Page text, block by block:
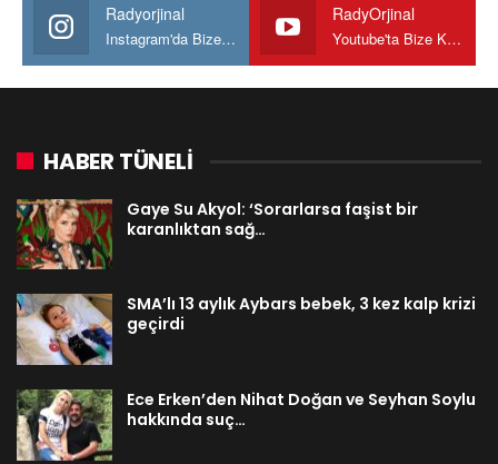
Radyorjinal
Instagram'da Bize katılın
RadyOrjinal
Youtube'ta Bize Katılın
HABER TÜNELİ
Gaye Su Akyol: ‘Sorarlarsa faşist bir
karanlıktan sağ…
SMA’lı 13 aylık Aybars bebek, 3 kez kalp krizi
geçirdi
Ece Erken’den Nihat Doğan ve Seyhan Soylu
hakkında suç…